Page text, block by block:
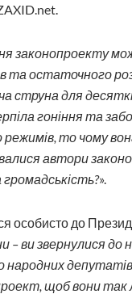
законопроекту
та остаточного
струна для
гоніння та
то чому
автори
».
особисто до
– ви звернулися до
народних депутатів
щоб вони